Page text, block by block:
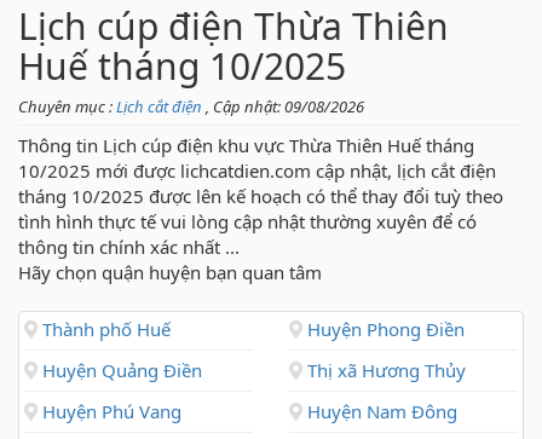
Lịch cúp điện Thừa Thiên
Huế tháng 10/2025
Chuyên mục :Lịch cắt điện , Cập nhật: 09/08/2026
Thông tin Lịch cúp điện khu vực Thừa Thiên Huế tháng
10/2025 mới được lichcatdien.com cập nhật, lịch cắt điện
tháng 10/2025 được lên kế hoạch có thể thay đổi tuỳ theo
tình hình thực tế vui lòng cập nhật thường xuyên để có
thông tin chính xác nhất ...
Hãy chọn quận huyện bạn quan tâm
Thành phố Huế
Huyện Phong Điền
Huyện Quảng Điền
Thị xã Hương Thủy
Huyện Phú Vang
Huyện Nam Đông